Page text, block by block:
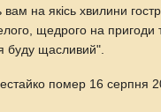
на якісь хвилини
щедрого на пригоди
буду щасливий".
помер 16 серпня